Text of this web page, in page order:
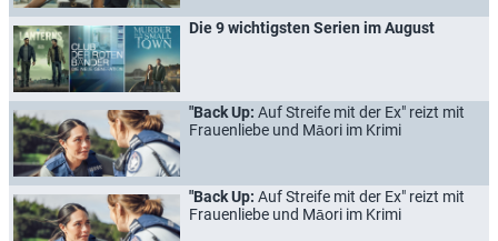
Die 9 wichtigsten Serien im August
"Back Up: Auf Streife mit der Ex" reizt mit
Frauenliebe und Māori im Krimi
"Back Up: Auf Streife mit der Ex" reizt mit
Frauenliebe und Māori im Krimi